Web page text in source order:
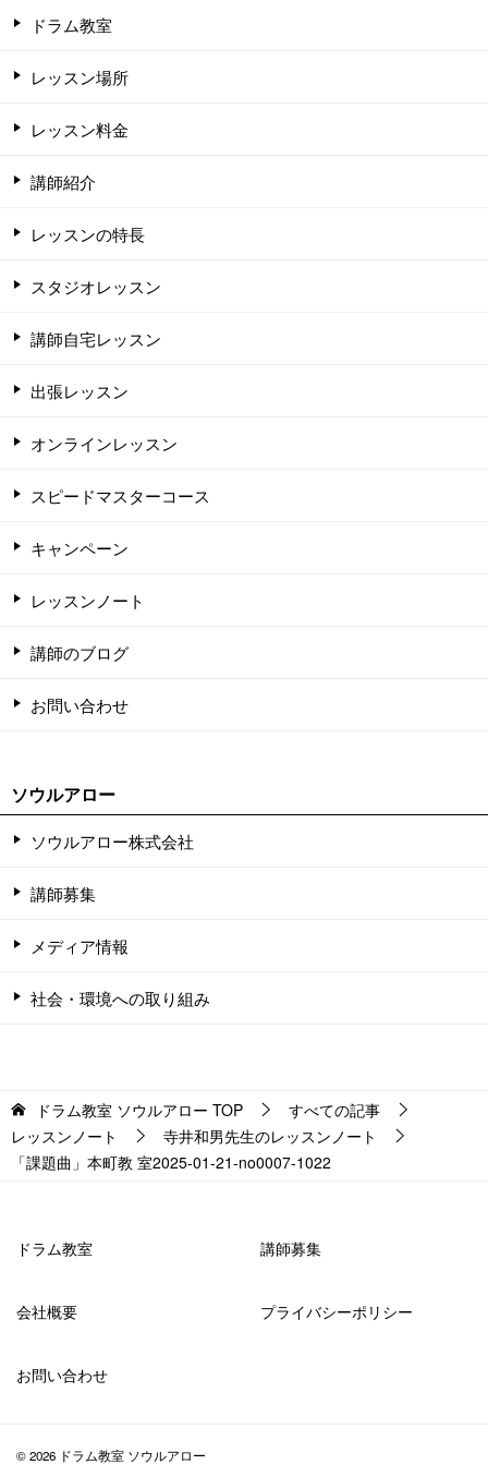
ドラム教室
レッスン場所
レッスン料金
講師紹介
レッスンの特長
スタジオレッスン
講師自宅レッスン
出張レッスン
オンラインレッスン
スピードマスターコース
キャンペーン
レッスンノート
講師のブログ
お問い合わせ
ソウルアロー
ソウルアロー株式会社
講師募集
メディア情報
社会・環境への取り組み
ドラム教室 ソウルアロー TOP
すべての記事
レッスンノート
寺井和男先生のレッスンノート
「課題曲」本町教 室2025-01-21-­no0007-­1022
ドラム教室 講師募集
会社概要 プライバシーポリシー
お問い合わせ
© 2026 ドラム教室 ソウルアロー